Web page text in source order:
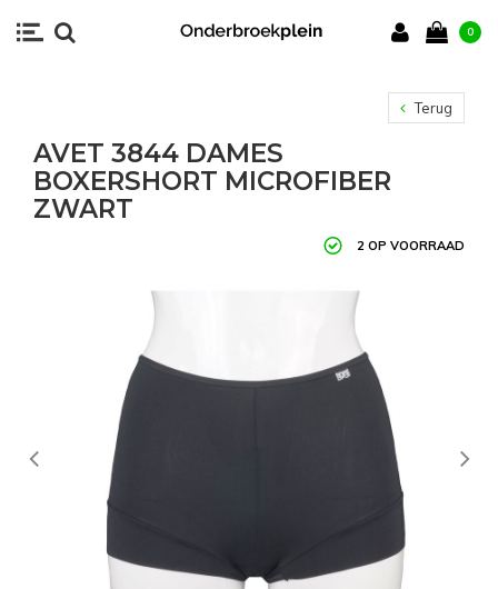
0
Terug
AVET 3844 DAMES
BOXERSHORT MICROFIBER
ZWART
2 OP VOORRAAD